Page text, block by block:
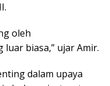
oleh
biasa,” ujar Amir.
dalam upaya